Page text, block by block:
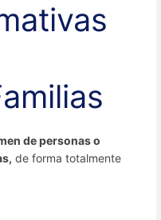
de personas o
de forma totalmente